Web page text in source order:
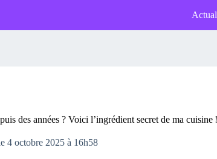
des années ? Voici l’ingrédient secret de ma cuisine
4 octobre 2025 à 16h58